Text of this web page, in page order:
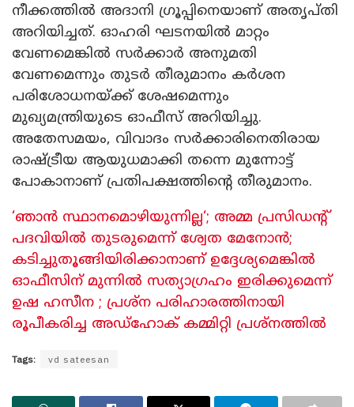
നീക്കത്തിൽ അദാനി ഗ്രൂപ്പിനെയാണ് അതൃപ്തി
അറിയിച്ചത്. ഓഹരി ഘടനയിൽ മാറ്റം
വേണമെങ്കിൽ സർക്കാർ അനുമതി
വേണമെന്നും തുടർ തീരുമാനം കർശന
പരിശോധനയ്ക്ക് ശേഷമെന്നും
മുഖ്യമന്ത്രിയുടെ ഓഫീസ് അറിയിച്ചു.
അതേസമയം, വിവാദം സർക്കാരിനെതിരായ
രാഷ്ട്രീയ ആയുധമാക്കി തന്നെ മുന്നോട്ട്
പോകാനാണ് പ്രതിപക്ഷത്തിന്റെ തീരുമാനം.
‘ഞാൻ സ്ഥാനമൊഴിയുന്നില്ല‘; അമ്മ പ്രസിഡന്റ്
പദവിയിൽ തുടരുമെന്ന് ശ്വേത മേനോൻ;
കടിച്ചുതൂങ്ങിയിരിക്കാനാണ് ഉദ്ദേശ്യമെങ്കിൽ
ഓഫീസിന് മുന്നിൽ സത്യാഗ്രഹം ഇരിക്കുമെന്ന്
ഉഷ ഹസീന ; പ്രശ്ന പരിഹാരത്തിനായി
രൂപീകരിച്ച അഡ്‌ഹോക് കമ്മിറ്റി പ്രശ്നത്തിൽ
Tags: vd sateesan